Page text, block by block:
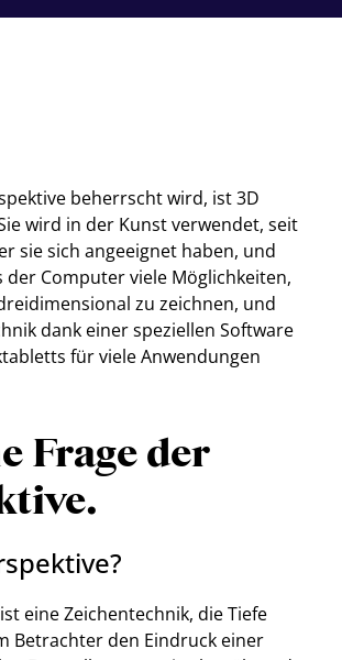
beherrscht wird, ist 3D
wird in der Kunst verwendet, seit
sie sich angeeignet haben, und
Computer viele Möglichkeiten,
zu zeichnen, und
dank einer speziellen Software
für viele Anwendungen
Frage der
eine Zeichentechnik, die Tiefe
Betrachter den Eindruck einer